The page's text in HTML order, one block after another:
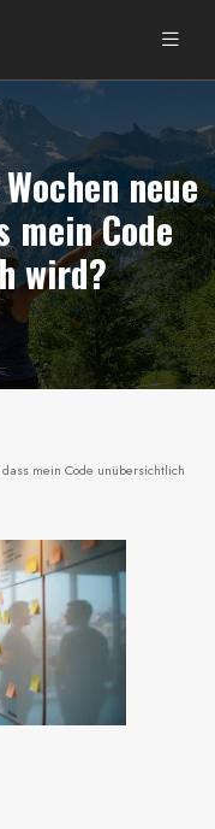
neue
mein Code
wird?
mein Code unübersichtlich